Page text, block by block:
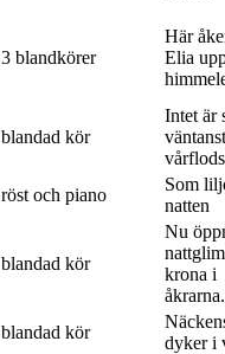
3 blandkörer
Här
Elia
blandad kör
Intet är
röst och piano
Som
natten
blandad kör
Nu
krona i
blandad kör
dyker i